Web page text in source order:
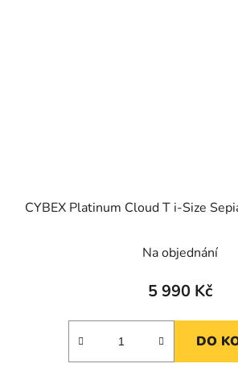
CYBEX Platinum Cloud T i-Size
Na objednání
5 990 Kč
DO